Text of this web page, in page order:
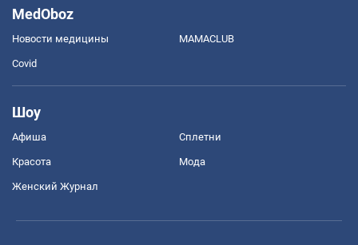
MedOboz
Новости медицины MAMACLUB
Covid
Шоу
Афиша Сплетни
Красота Мода
Женский Журнал